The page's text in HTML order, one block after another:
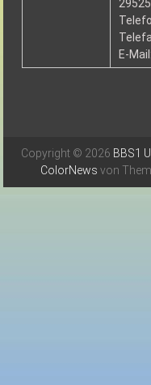
E-
Copyright © 2026 BBS1
ColorNews von